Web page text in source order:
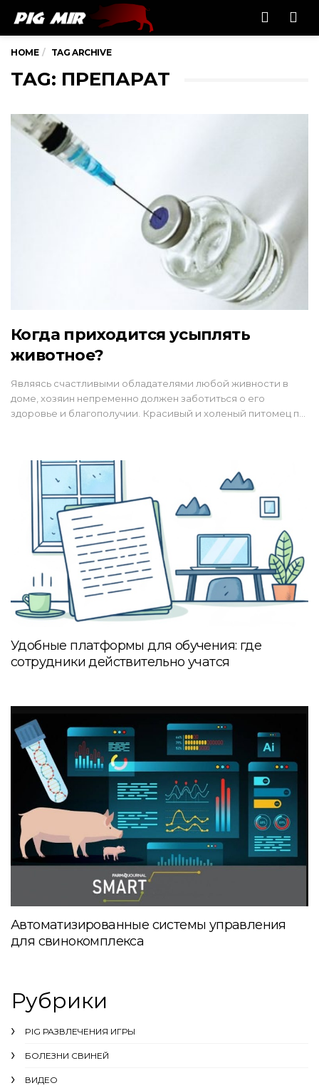
HOME TAG ARCHIVE
TAG: ПРЕПАРАТ
Когда приходится усыплять
животное?
Являясь счастливыми обладателями любой живности в
доме, хозяин непременно должен заботиться о его
здоровье и благополучии. Красивый и холеный питомец п…
Удобные платформы для обучения: где
сотрудники действительно учатся
Автоматизированные системы управления
для свинокомплекса
Рубрики
PIG РАЗВЛЕЧЕНИЯ ИГРЫ
БОЛЕЗНИ СВИНЕЙ
ВИДЕО